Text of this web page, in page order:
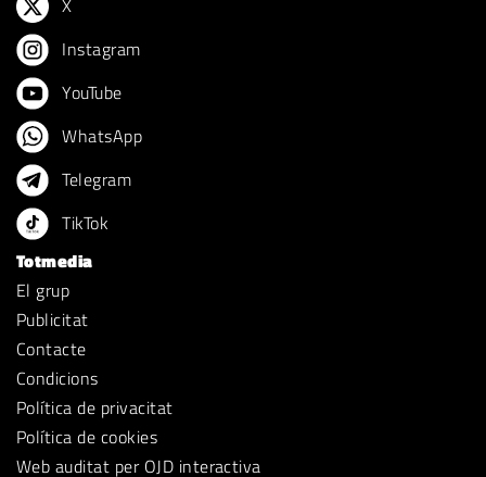
X
Instagram
YouTube
WhatsApp
Telegram
TikTok
Totmedia
El grup
Publicitat
Contacte
Condicions
Política de privacitat
Política de cookies
Web auditat per OJD interactiva